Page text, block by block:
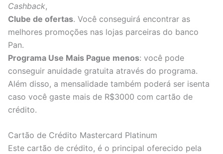
Cashback,
Clube de ofertas. Você conseguirá encontrar as
melhores promoções nas lojas parceiras do banco
Pan.
Programa Use Mais Pague menos: você pode
conseguir anuidade gratuita através do programa.
Além disso, a mensalidade também poderá ser isenta
caso você gaste mais de R$3000 com cartão de
crédito.
Cartão de Crédito Mastercard Platinum
Este cartão de crédito, é o principal oferecido pela